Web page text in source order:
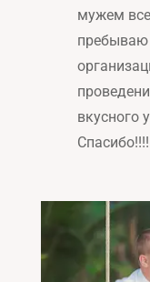
мужем
пребываю
вкусного